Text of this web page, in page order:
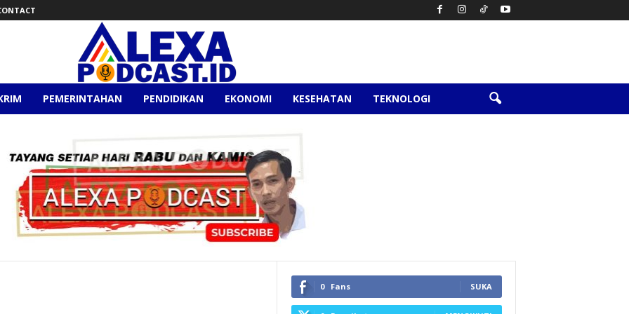
PEMERINTAHAN PENDIDIKAN EKONOMI KESEHATAN TEKNOLOGI
0 Fans SUKA